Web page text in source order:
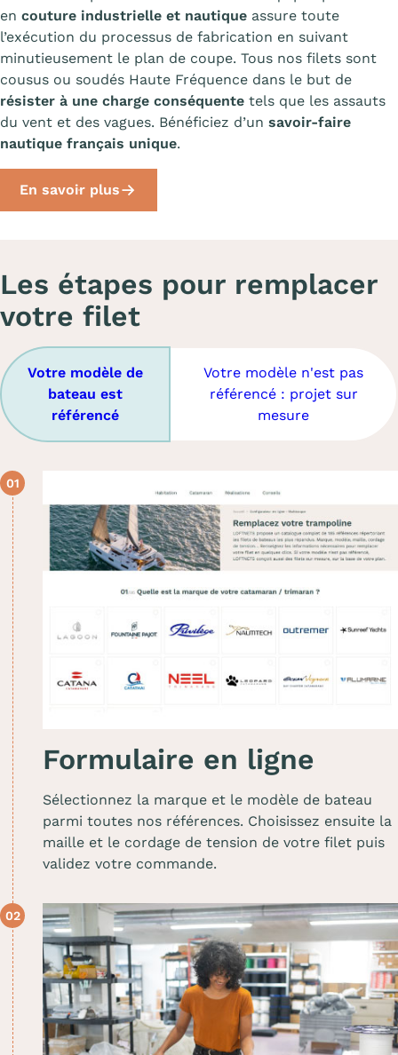
en couture industrielle et nautique assure toute
l’exécution du processus de fabrication en suivant
minutieusement le plan de coupe. Tous nos filets sont
cousus ou soudés Haute Fréquence dans le but de
résister à une charge conséquente tels que les assauts
du vent et des vagues. Bénéficiez d’un savoir-faire
nautique français unique.
En savoir plus
Les étapes pour remplacer
votre filet
Votre modèle de
bateau est
référencé
Votre modèle n'est pas
référencé : projet sur
mesure
Formulaire en ligne
Sélectionnez la marque et le modèle de bateau
parmi toutes nos références. Choisissez ensuite la
maille et le cordage de tension de votre filet puis
validez votre commande.